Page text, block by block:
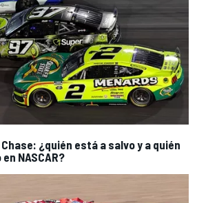
¿quién está a salvo y a quién
NASCAR?